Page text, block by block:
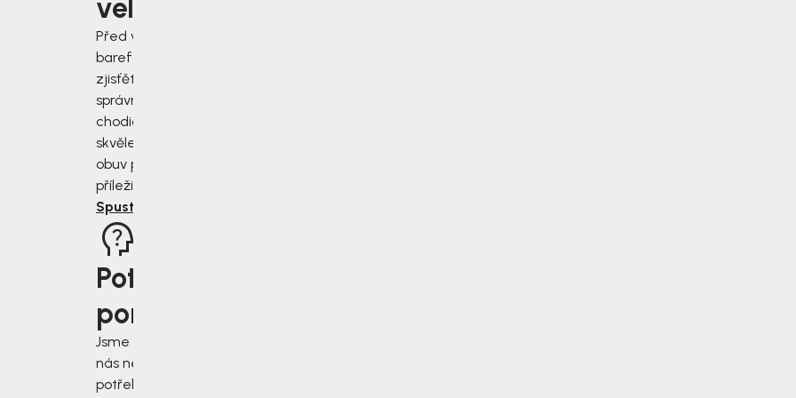
velikost?
Před výběrem
barefoot bot
zjisťěte jak
správně změřit
chodidla a vybrat
skvěle padnoucí
obuv pro každou
příležitost.
Spustit rádce
Potřebujete
poradit?
Jsme tu pro vás, když
nás nejvíce
potřebujete. Napište